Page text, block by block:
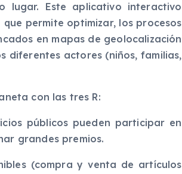
lugar. Este aplicativo interactivo
permite optimizar, los procesos
en mapas de geolocalización
diferentes actores (niños, familias,
con las tres R:
públicos pueden participar en
grandes premios.
(compra y venta de artículos